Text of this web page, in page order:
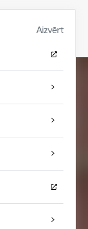
Aizvērt